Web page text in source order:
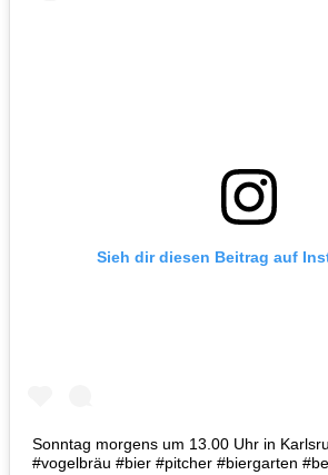
Sieh dir diesen Beitrag auf
Sonntag morgens um 13.00 Uhr in
#vogelbräu #bier #pitcher #biergarten